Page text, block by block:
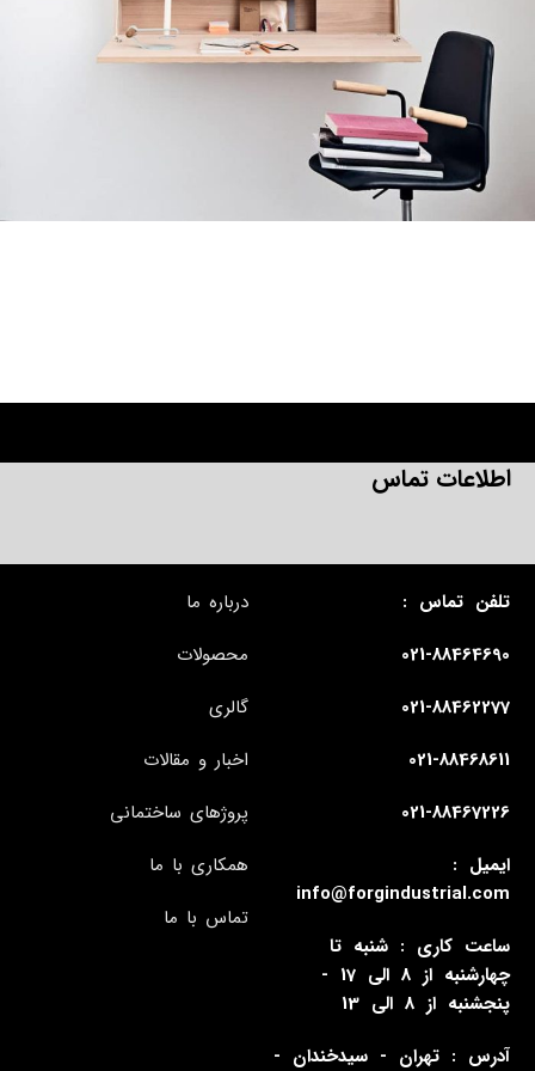
اطلاعات تماس
تلفن تماس :
021-88464690
021-88462277
021-88468611
021-88467226
ایمیل :
info@forgindustrial.com
ساعت کاری : شنبه تا
چهارشنبه از 8 الی 17 -
پنجشنبه از 8 الی 13
آدرس : تهران - سیدخندان -
درباره ما
محصولات
گالری
اخبار و مقالات
پروژهای ساختمانی
همکاری با ما
تماس با ما